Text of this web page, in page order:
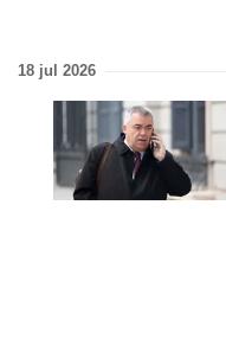
18 jul 2026